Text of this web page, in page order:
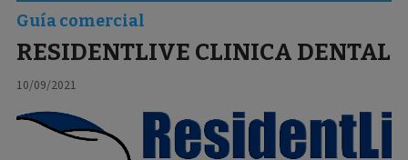
RESIDENTLIVE CLINICA DENTAL
Guía comercial
10/09/2021